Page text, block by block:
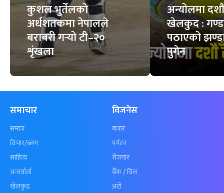
कुशल भुर्तेलको
अर्धशतकमा नेपालले
बराबरी गर्‍यो टी–२०
शृंखला
अन्योलमा दशौँ
खेलकुद :
पठाएको
पुगेन
समाचार
समाज
विचार/ब्लग
साहित्य
अन्तर्वार्ता
खेलकुद़़
विजनेस
बजार
पर्यटन
रोजगार
बैँक / वित्त
अटो